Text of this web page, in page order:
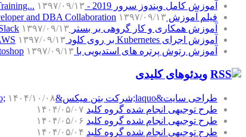
آموزش کامل ویندوز سرور 2019 - Windows Server 2019 Essential Training...
۱۳۹۷/۰۹/۱۳
فیلم آموزش SQL Server: Developer and DBA Collaboration ۱۳۹۷/۰۹/۱۳
آموزش همکاری و کار گروهی بر بستر Slack ۱۳۹۷/۰۹/۱۳
آموزش اجرای Kubernetes بر روی کلود AWS
۱۳۹۷/۰۹/۱۳
آموزش رتوش پرتره های استدیویی با Photoshop ۱۳۹۷/۰۹/۱۳
ویدئوهای کلیدی
طراحی سایت&laquo;شرکت بتن میکس&raquo;
۱۴۰۴/۱۰/۰۸
طرح توجیهی انجام شده گروه کلید ۱۴۰۴/۰۵/۰۷
طرح توجیهی انجام شده گروه کلید ۱۴۰۴/۰۵/۰۶
طرح توجیهی انجام شده گروه کلید ۱۴۰۴/۰۵/۰۴